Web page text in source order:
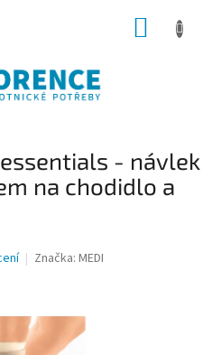
- návlek
na chodidlo a
Značka: MEDI